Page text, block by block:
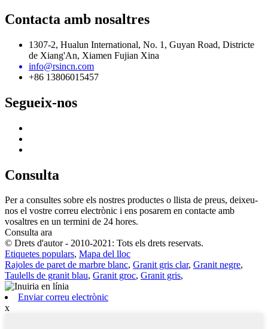
Contacta amb nosaltres
1307-2, Hualun International, No. 1, Guyan Road, Districte
de Xiang'An, Xiamen Fujian Xina
info@rsincn.com
+86 13806015457
Segueix-nos
Consulta
Per a consultes sobre els nostres productes o llista de preus, deixeu-
nos el vostre correu electrònic i ens posarem en contacte amb
vosaltres en un termini de 24 hores.
Consulta ara
© Drets d'autor - 2010-2021: Tots els drets reservats.
Etiquetes populars, Mapa del lloc
Rajoles de paret de marbre blanc, Granit gris clar, Granit negre,
Taulells de granit blau, Granit groc, Granit gris,
Enviar correu electrònic
x